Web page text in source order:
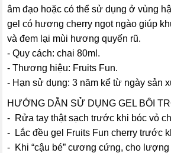
âm đạo hoặc có thể sử dụng ở vùng
gel có hương cherry ngọt ngào giúp
và đem lại mùi hương quyến rũ.
- Quy cách: chai 80ml.
- Thương hiệu: Fruits Fun.
- Hạn sử dụng: 3 năm kể từ ngày sản
HƯỚNG DẪN SỬ DỤNG GEL BÔI
- Rửa tay thật sạch trước khi bóc vỏ
- Lắc đều gel Fruits Fun cherry trước
- Khi “cậu bé” cương cứng, cho